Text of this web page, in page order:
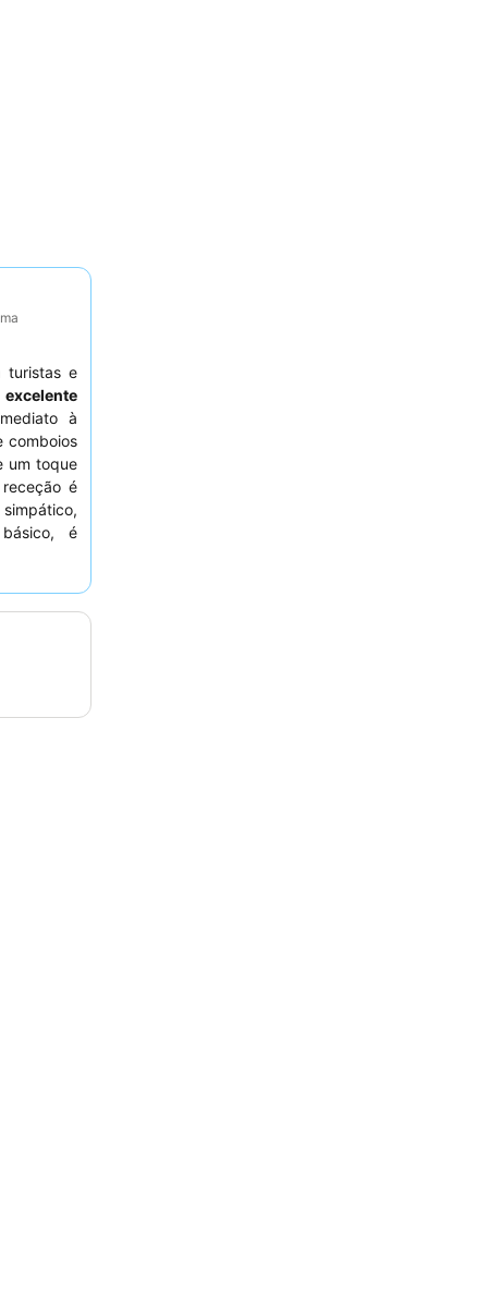
turistas e
excelente
à
comboios
um toque
é
é
quarto